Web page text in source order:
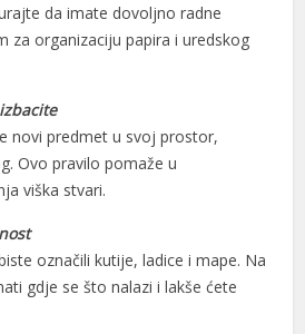
da imate dovoljno radne
za organizaciju papira i uredskog
novi predmet u svoj prostor,
Ovo pravilo pomaže u
viška stvari.
označili kutije, ladice i mape. Na
gdje se što nalazi i lakše ćete